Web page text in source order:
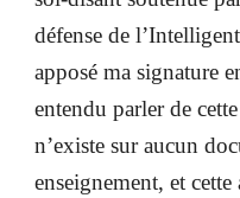
défense de
apposé ma signature
entendu parler de
n’existe sur aucun
enseignement, et cette